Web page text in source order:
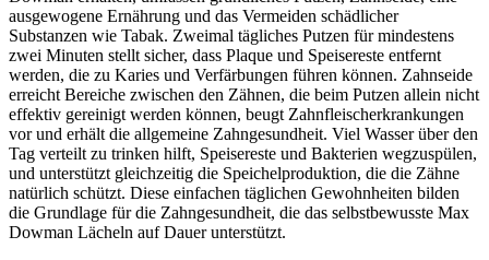
ausgewogene Ernährung und das Vermeiden schädlicher
Substanzen wie Tabak. Zweimal tägliches Putzen für mindestens
zwei Minuten stellt sicher, dass Plaque und Speisereste entfernt
werden, die zu Karies und Verfärbungen führen können. Zahnseide
erreicht Bereiche zwischen den Zähnen, die beim Putzen allein nicht
effektiv gereinigt werden können, beugt Zahnfleischerkrankungen
vor und erhält die allgemeine Zahngesundheit. Viel Wasser über den
Tag verteilt zu trinken hilft, Speisereste und Bakterien wegzuspülen,
und unterstützt gleichzeitig die Speichelproduktion, die die Zähne
natürlich schützt. Diese einfachen täglichen Gewohnheiten bilden
die Grundlage für die Zahngesundheit, die das selbstbewusste Max
Dowman Lächeln auf Dauer unterstützt.